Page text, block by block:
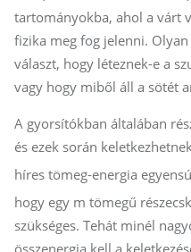
tartományokba, ahol a várt
fizika meg fog jelenni.
választ, hogy léteznek-e a
vagy hogy miből áll a sötét
A gyorsítókban általában
és ezek során
híres tömeg-energia
hogy egy m tömegű
szükséges. Tehát minél